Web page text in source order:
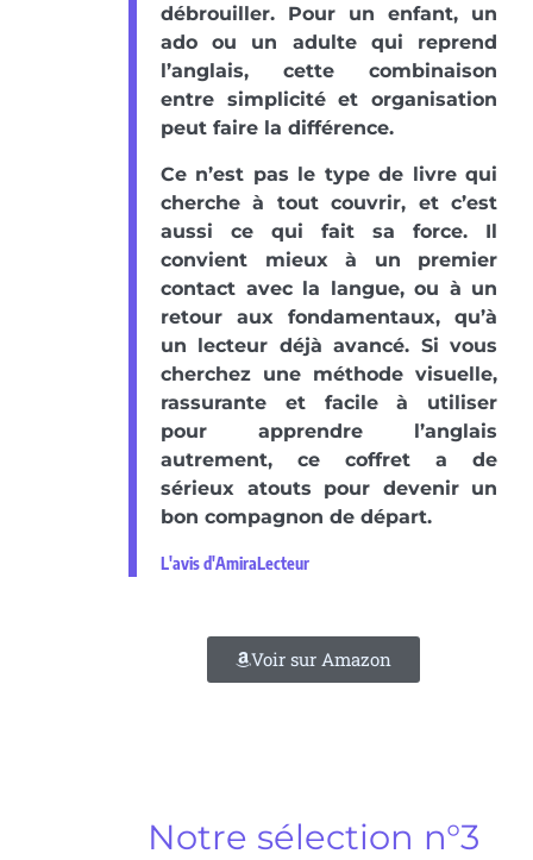
débrouiller. Pour un enfant, un
ado ou un adulte qui reprend
l’anglais, cette combinaison
entre simplicité et organisation
peut faire la différence.
Ce n’est pas le type de livre qui
cherche à tout couvrir, et c’est
aussi ce qui fait sa force. Il
convient mieux à un premier
contact avec la langue, ou à un
retour aux fondamentaux, qu’à
un lecteur déjà avancé. Si vous
cherchez une méthode visuelle,
rassurante et facile à utiliser
pour apprendre l’anglais
autrement, ce coffret a de
sérieux atouts pour devenir un
bon compagnon de départ.
L'avis d'AmiraLecteur
Voir sur Amazon
Notre sélection n°3